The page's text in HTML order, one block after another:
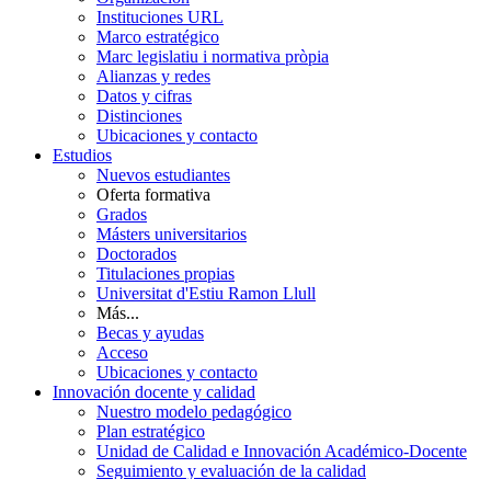
Instituciones URL
Marco estratégico
Marc legislatiu i normativa pròpia
Alianzas y redes
Datos y cifras
Distinciones
Ubicaciones y contacto
Estudios
Nuevos estudiantes
Oferta formativa
Grados
Másters universitarios
Doctorados
Titulaciones propias
Universitat d'Estiu Ramon Llull
Más...
Becas y ayudas
Acceso
Ubicaciones y contacto
Innovación docente y calidad
Nuestro modelo pedagógico
Plan estratégico
Unidad de Calidad e Innovación Académico-Docente
Seguimiento y evaluación de la calidad